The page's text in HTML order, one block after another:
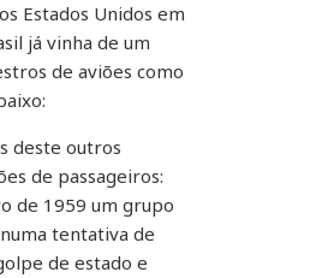
Estados Unidos em
já vinha de um
de aviões como
deste outros
de passageiros:
de 1959 um grupo
tentativa de
de estado e